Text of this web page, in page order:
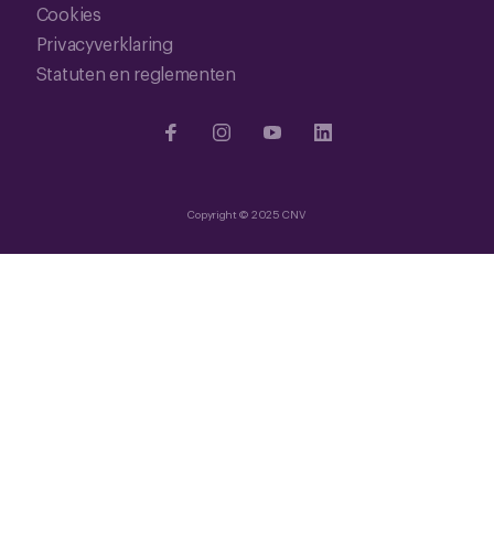
Cookies
Privacyverklaring
Statuten en reglementen
Copyright © 2025 CNV